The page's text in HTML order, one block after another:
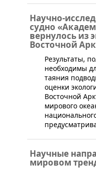
Научно-
судно
вернулось из
Восточной
​Результаты,
необходимы
таяния
оценки
Восточной
мирового
Научные
мировом